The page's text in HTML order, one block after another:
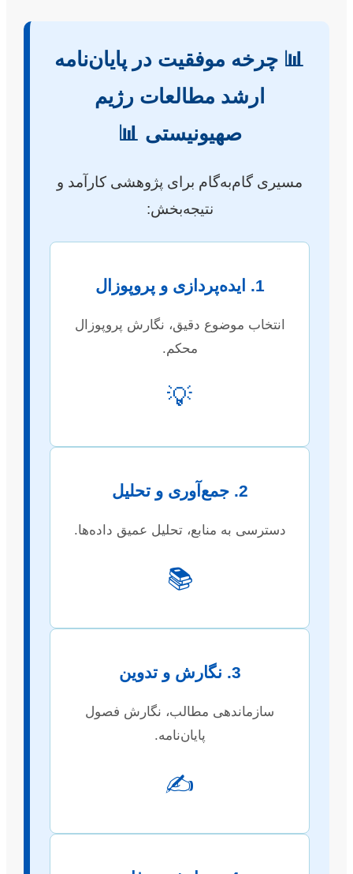
📊 چرخه موفقیت در پایان‌نامه
ارشد مطالعات رژیم
صهیونیستی 📊
مسیری گام‌به‌گام برای پژوهشی کارآمد و
نتیجه‌بخش:
1. ایده‌پردازی و پروپوزال
انتخاب موضوع دقیق، نگارش پروپوزال
محکم.
💡
2. جمع‌آوری و تحلیل
دسترسی به منابع، تحلیل عمیق داده‌ها.
📚
3. نگارش و تدوین
سازماندهی مطالب، نگارش فصول
پایان‌نامه.
✍️